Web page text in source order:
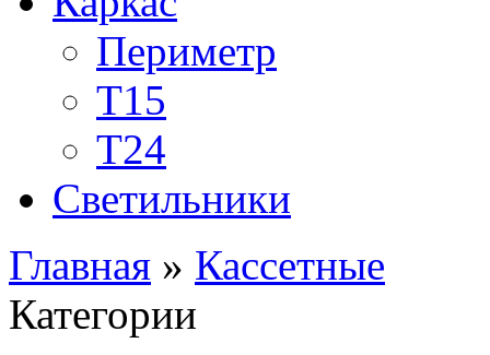
Периметр
Т15
Т24
Светильники
Главная » Кассетные
Категории